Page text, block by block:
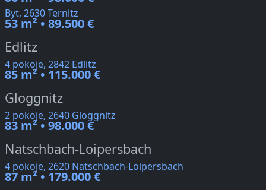
Byt, 2630 Ternitz
53 m² • 89.500 €
Edlitz
4 pokoje, 2842 Edlitz
85 m² • 115.000 €
Gloggnitz
2 pokoje, 2640 Gloggnitz
83 m² • 98.000 €
Natschbach-Loipersbach
4 pokoje, 2620 Natschbach-Loipersbach
87 m² • 179.000 €